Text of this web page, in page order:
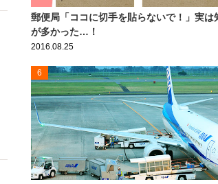
郵便局「ココに切手を貼らないで！」実は
が多かった…！
2016.08.25
6